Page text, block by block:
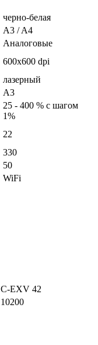
черно-белая
A3 / A4
Аналоговые
600x600 dpi
лазерный
А3
25 - 400 % с шагом
1%
22
330
50
WiFi
C-EXV 42
10200